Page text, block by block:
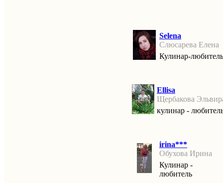
Selena
Слюсарева Елена
Кулинар-любитель
Ellisa
Щербакова
кулинар -
irina***
Обухова Ирина
Кулинар -
любитель